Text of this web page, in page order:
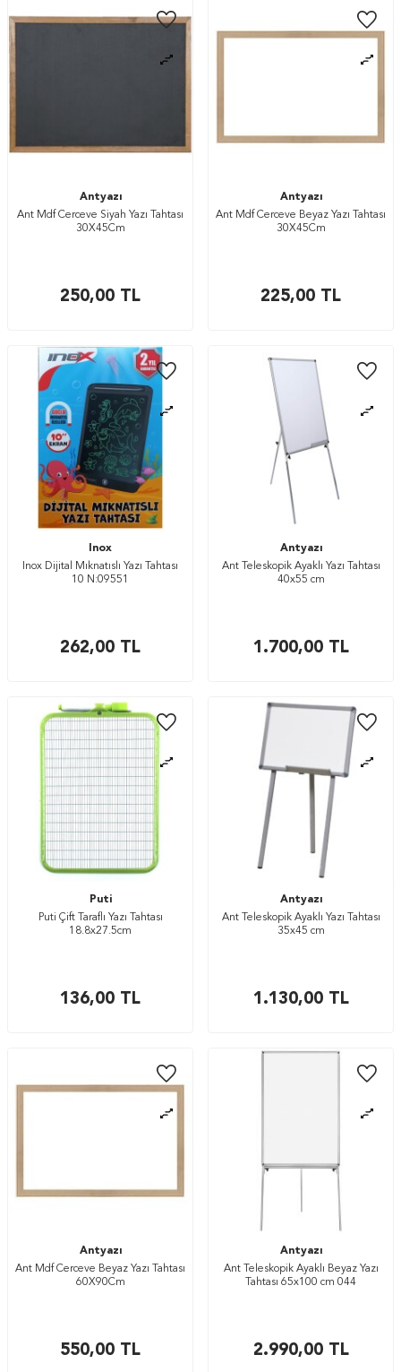
Antyazı
Ant Mdf Cerceve Siyah Yazı Tahtası
30X45Cm
250,00 TL
Antyazı
Ant Mdf Cerceve Beyaz Yazı Tahtası
30X45Cm
225,00 TL
Inox
Inox Dijital Mıknatıslı Yazı Tahtası
10 N:09551
262,00 TL
Antyazı
Ant Teleskopik Ayaklı Yazı Tahtası
40x55 cm
1.700,00TL
Puti
Puti Çift Taraflı Yazı Tahtası
18.8x27.5cm
136,00 TL
Antyazı
Ant Teleskopik Ayaklı Yazı Tahtası
35x45 cm
1.130,00TL
Antyazı
Ant Mdf Cerceve Beyaz Yazı Tahtası
60X90Cm
550,00 TL
Antyazı
Ant Teleskopik Ayaklı Beyaz Yazı
Tahtası 65x100 cm 044
2.990,00TL